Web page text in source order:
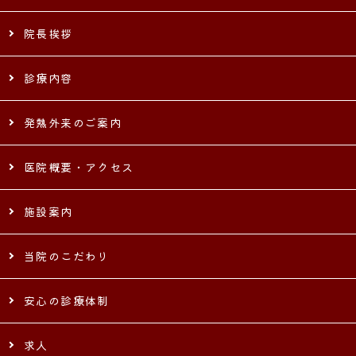
院長挨拶
診療内容
発熱外来のご案内
医院概要・アクセス
施設案内
当院のこだわり
安心の診療体制
求人